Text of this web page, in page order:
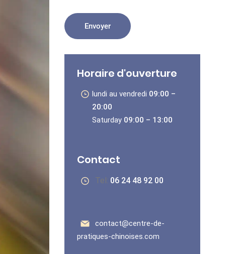
Horaire d'ouverture
lundi au vendredi 09:00 –
20:00
Saturday 09:00 – 13:00
Contact
Tel: 06 24 48 92 00
contact@centre-de-
pratiques-chinoises.com